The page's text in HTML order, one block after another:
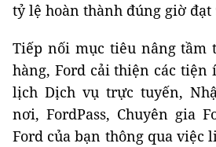
tỷ lệ hoàn thành đúng giờ đạt
Tiếp nối mục tiêu nâng tầm
hàng, Ford cải thiện các tiện
lịch Dịch vụ trực tuyến,
nơi, FordPass, Chuyên gia
Ford của bạn thông qua việc